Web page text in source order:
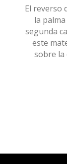
El reverso
la
segunda
este
sobre la